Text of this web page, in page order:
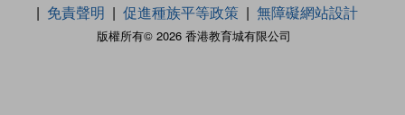
版權所有© 2026 香港教育城有限公司
免責聲明
促進種族平等政策 無障礙網站設計